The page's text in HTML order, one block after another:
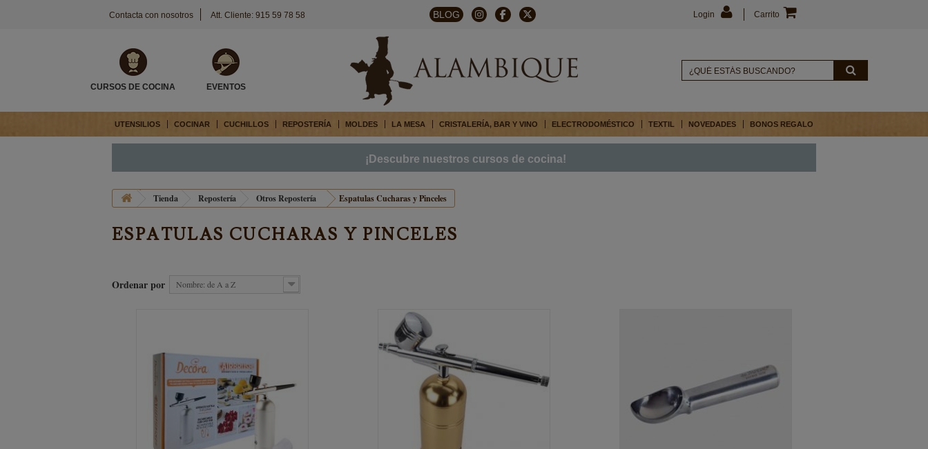
Contacta con nosotros Att. Cliente: 915 59 78 58 BLOG Carrito
Login
CURSOS DE COCINA EVENTOS
UTENSILIOS COCINAR CUCHILLOS REPOSTERÍA MOLDES LA MESA CRISTALERÍA, BAR Y VINO ELECTRODOMÉSTICO TEXTIL NOVEDADES BONOS REGALO
¡Descubre nuestros cursos de cocina!
Tienda Repostería Otros Repostería Espatulas Cucharas y Pinceles
ESPATULAS CUCHARAS Y PINCELES
Ordenar por Nombre: de A a Z